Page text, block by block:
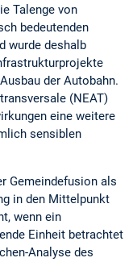
Talenge von
bedeutenden
wurde deshalb
der Autobahn.
(NEAT)
eine weitere
sensiblen
Gemeindefusion als
in den Mittelpunkt
wenn ein
Einheit betrachtet
Analyse des